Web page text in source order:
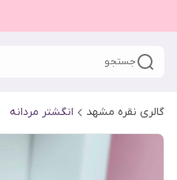
جستجو
گالری نقره مشهد انگشتر مردانه